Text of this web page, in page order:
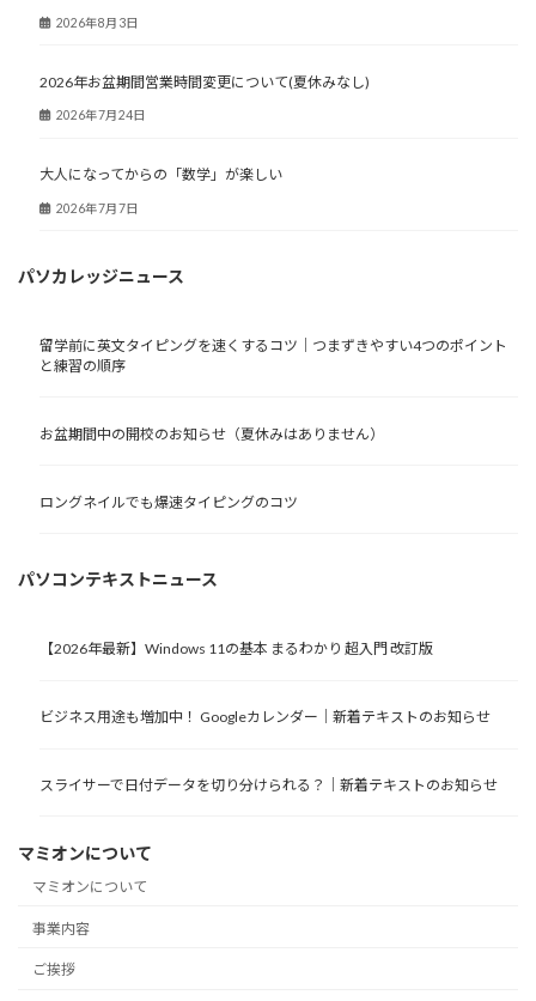
2026年8月3日
2026年お盆期間営業時間変更について(夏休みなし)
2026年7月24日
大人になってからの「数学」が楽しい
2026年7月7日
パソカレッジニュース
留学前に英文タイピングを速くするコツ｜つまずきやすい4つのポイント
と練習の順序
お盆期間中の開校のお知らせ（夏休みはありません）
ロングネイルでも爆速タイピングのコツ
パソコンテキストニュース
【2026年最新】Windows 11の基本 まるわかり 超入門 改訂版
ビジネス用途も増加中！ Googleカレンダー｜新着テキストのお知らせ
スライサーで日付データを切り分けられる？｜新着テキストのお知らせ
マミオンについて
マミオンについて
事業内容
ご挨拶